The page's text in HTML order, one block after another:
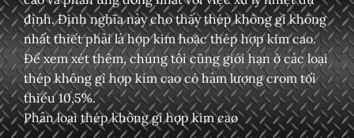
định. Định nghĩa này cho thấy thép không gỉ không
nhất thiết phải là hợp kim hoặc thép hợp kim cao.
Để xem xét thêm, chúng tôi cũng giới hạn ở các loại
thép không gỉ hợp kim cao có hàm lượng crom tối
thiểu 10,5%.
Phân loại thép không gỉ hợp kim cao